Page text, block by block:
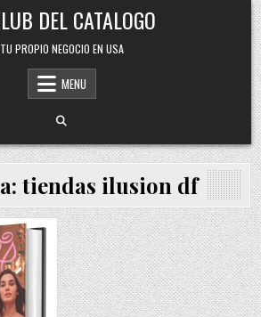
DEL CATALOGO
TU PROPIO NEGOCIO EN USA
MENU
tiendas ilusion df